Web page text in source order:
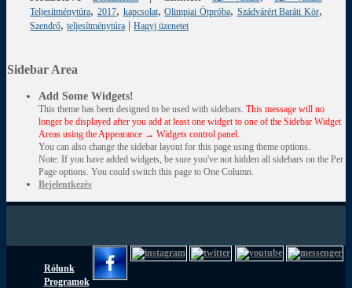
Teljesítménytúra, 2017, kapcsolat,Olimpiai Ötpróba, Szádvárért Baráti Kör,
Szendrő,teljesítménytúra |Hagyj üzenetet
Sidebar Area
Add Some Widgets!
This theme has been designed to be used with sidebars. This message will no
longer be displayed after you add at least one widget to one of the Sidebar Widget
Areas using the Appearance → Widgets control panel.
You can also change the sidebar layout for this page using theme options.
Note: If you have added widgets, be sure you've not hidden all sidebars on the Per
Page options. You could switch this page to One Column.
Bejelentkezés
Rólunk
Programok